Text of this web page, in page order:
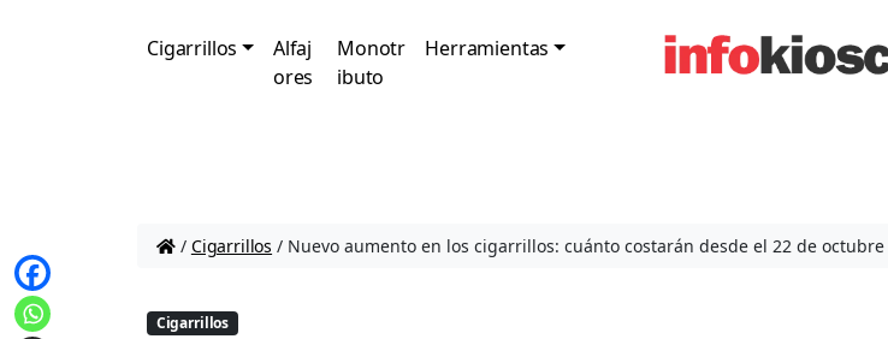
Cigarrillos
Alfaj
ores
Monotr
ibuto
Herramientas
/ Cigarrillos / Nuevo aumento en los cigarrillos: cuánto costarán desde el 22 de octubre
Cigarrillos